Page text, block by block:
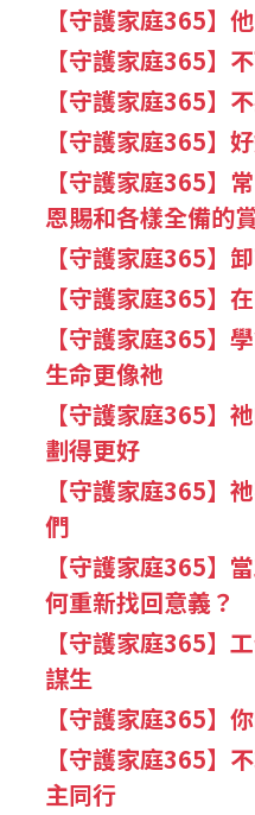
【守護家庭365】
【守護家庭365】
【守護家庭365】
【守護家庭365】
【守護家庭365】
恩賜和各樣全備的
【守護家庭365】
【守護家庭365】
【守護家庭365】
生命更像祂
【守護家庭365】
劃得更好
【守護家庭365】
們
【守護家庭365】
何重新找回意義？
【守護家庭365】
謀生
【守護家庭365】
【守護家庭365】
主同行